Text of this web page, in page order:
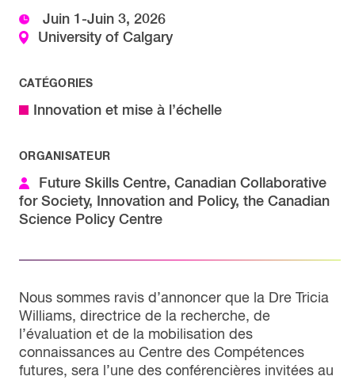
Juin 1-Juin 3, 2026
University of Calgary
CATÉGORIES
Innovation et mise à l’échelle
ORGANISATEUR
Future Skills Centre, Canadian Collaborative
for Society, Innovation and Policy, the Canadian
Science Policy Centre
Nous sommes ravis d’annoncer que la Dre Tricia
Williams, directrice de la recherche, de
l’évaluation et de la mobilisation des
connaissances au Centre des Compétences
futures, sera l’une des conférencières invitées au